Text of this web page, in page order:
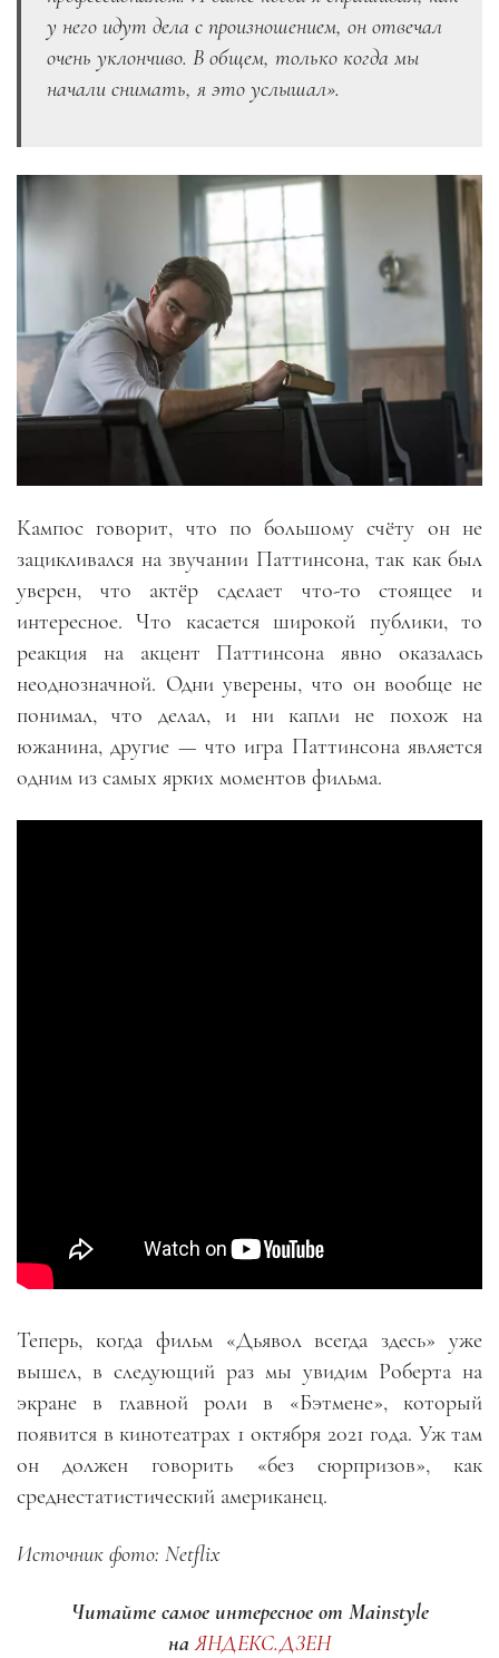
у него идут дела с произношением, он отвечал
очень уклончиво. В общем, только когда мы
начали снимать, я это услышал».
Кампос говорит, что по большому счёту он не
зацикливался на звучании Паттинсона, так как был
уверен, что актёр сделает что-то стоящее и
интересное. Что касается широкой публики, то
реакция на акцент Паттинсона явно оказалась
неоднозначной. Одни уверены, что он вообще не
понимал, что делал, и ни капли не похож на
южанина, другие — что игра Паттинсона является
одним из самых ярких моментов фильма.
Теперь, когда фильм «Дьявол всегда здесь» уже
вышел, в следующий раз мы увидим Роберта на
экране в главной роли в «Бэтмене», который
появится в кинотеатрах 1 октября 2021 года. Уж там
он должен говорить «без сюрпризов», как
среднестатистический американец.
Источник фото: Netflix
Читайте самое интересное от Mainstyle
наЯНДЕКС.ДЗЕН